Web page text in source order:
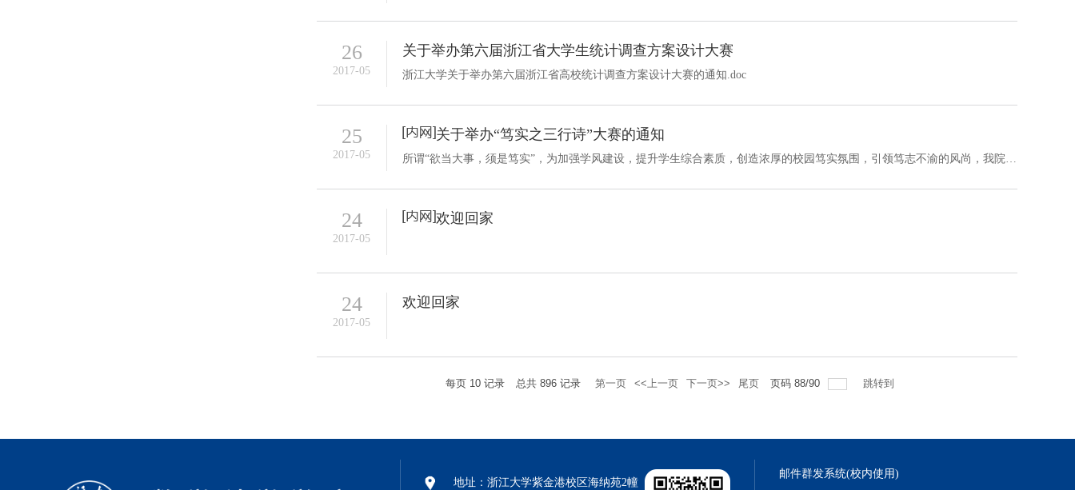
26
2017-05
关于举办第六届浙江省大学生统计调查方案设计大赛
浙江大学关于举办第六届浙江省高校统计调查方案设计大赛的通知.doc
25
2017-05
关于举办“笃实之三行诗”大赛的通知
所谓“欲当大事，须是笃实”，为加强学风建设，提升学生综合素质，创造浓厚的校园笃实氛围，引领笃志不渝的风尚，我院决定举办“笃实之三行诗”大赛。现将有关事项通知如下：一、 活动主题笃实二、 参赛对象数学科学学院本科生、研究生三、 活动时间即日起至2017年6月15日四、 活...
24
2017-05
欢迎回家
24
2017-05
欢迎回家
每页 10记录 总共 896记录 第一页 <<上一页 下一页>> 尾页 页码 88/90 跳转到
地址：浙江大学紫金港校区海纳苑2幢
邮件群发系统(校内使用)